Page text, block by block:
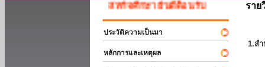
สหกิจศึกษา ยินดีต้อนรับ
ประวัติความเป็นมา
หลักการและเหตุผล
ราย
1.ส